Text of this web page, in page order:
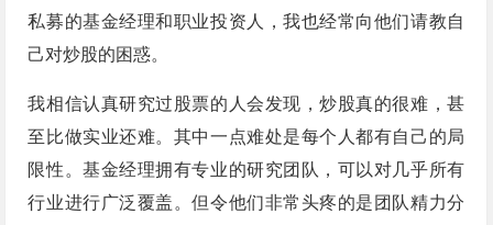
私募的基金经理和职业投资人，我也经常向他们请教自
己对炒股的困惑。
我相信认真研究过股票的人会发现，炒股真的很难，甚
至比做实业还难。其中一点难处是每个人都有自己的局
限性。基金经理拥有专业的研究团队，可以对几乎所有
行业进行广泛覆盖。但令他们非常头疼的是团队精力分